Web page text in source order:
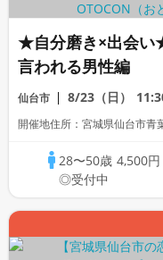
★自分磨き×出会い
言われる男性編
仙台市 8/23（日）
開催地住所：宮城県仙台市
28〜50歳 4,500円
◎受付中